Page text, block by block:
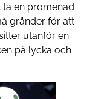
en promenad
gränder för att
utanför en
på lycka och